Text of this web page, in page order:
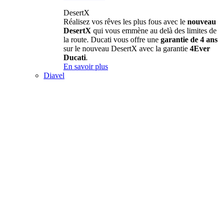
DesertX
Réalisez vos rêves les plus fous avec le nouveau
DesertX qui vous emmène au delà des limites de
la route. Ducati vous offre une garantie de 4 ans
sur le nouveau DesertX avec la garantie 4Ever
Ducati.
En savoir plus
Diavel